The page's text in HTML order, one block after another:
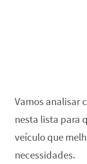
Vamos analisar
nesta lista para
veículo que
necessidades.